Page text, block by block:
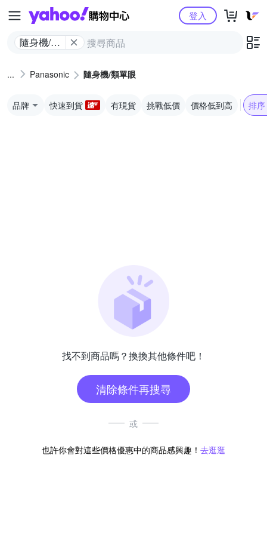
Yahoo購物中心
隨身機/類
登入
Panasonic 隨身機/類單眼
品牌 快速到貨 有現貨 挑戰低價 價格低到高 排序
找不到商品嗎？換換其他條件吧！
清除條件再搜尋
或
也許你會對這些價格優惠中的商品感興趣！ 去逛逛